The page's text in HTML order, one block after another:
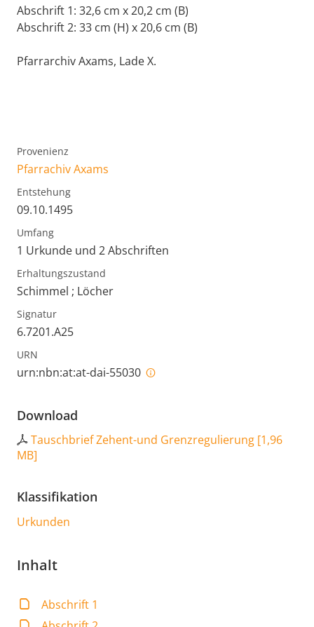
Abschrift 1: 32,6 cm x 20,2 cm (B)
Abschrift 2: 33 cm (H) x 20,6 cm (B)
Pfarrarchiv Axams, Lade X.
Provenienz
Pfarrachiv Axams
Entstehung
09.10.1495
Umfang
1 Urkunde und 2 Abschriften
Erhaltungszustand
Schimmel ; Löcher
Signatur
6.7201.A25
URN
urn:nbn:at:at-dai-55030
Download
Tauschbrief Zehent-und Grenzregulierung [1,96
MB]
Klassifikation
Urkunden
Inhalt
Abschrift 1